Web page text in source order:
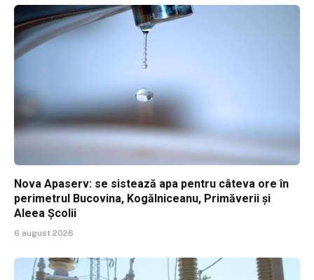
Nova Apaserv: se sistează apa pentru câteva ore în
perimetrul Bucovina, Kogălniceanu, Primăverii și
Aleea Școlii
6 august 2026